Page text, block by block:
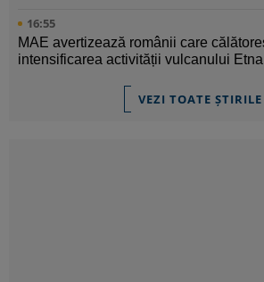
16:55
MAE avertizează românii care
intensificarea activității vulcanului Etna
VEZI TOATE ȘTIRILE